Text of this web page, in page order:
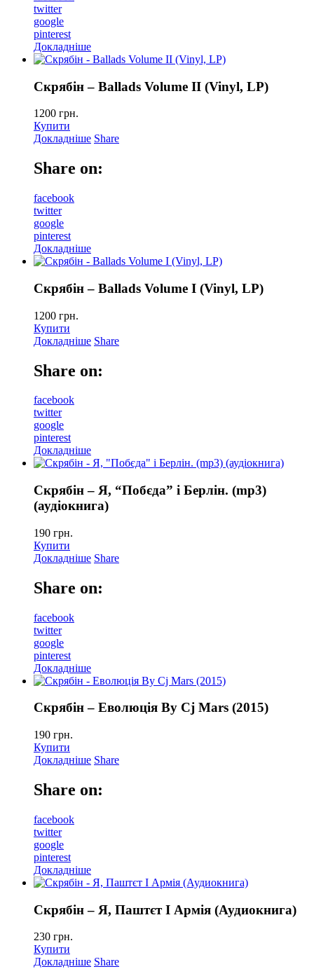
twitter
google
pinterest
Докладніше
Скрябін – Ballads Volume II (Vinyl, LP)
1200 грн.
Купити
Докладніше Share
Share on:
facebook
twitter
google
pinterest
Докладніше
Скрябін – Ballads Volume I (Vinyl, LP)
1200 грн.
Купити
Докладніше Share
Share on:
facebook
twitter
google
pinterest
Докладніше
Скрябін – Я, “Побєда” і Берлін. (mp3)
(аудіокнига)
190 грн.
Купити
Докладніше Share
Share on:
facebook
twitter
google
pinterest
Докладніше
Скрябін – Еволюція By Cj Mars (2015)
190 грн.
Купити
Докладніше Share
Share on:
facebook
twitter
google
pinterest
Докладніше
Скрябін – Я, Паштєт I Армiя (Аудиокнига)
230 грн.
Купити
Докладніше Share